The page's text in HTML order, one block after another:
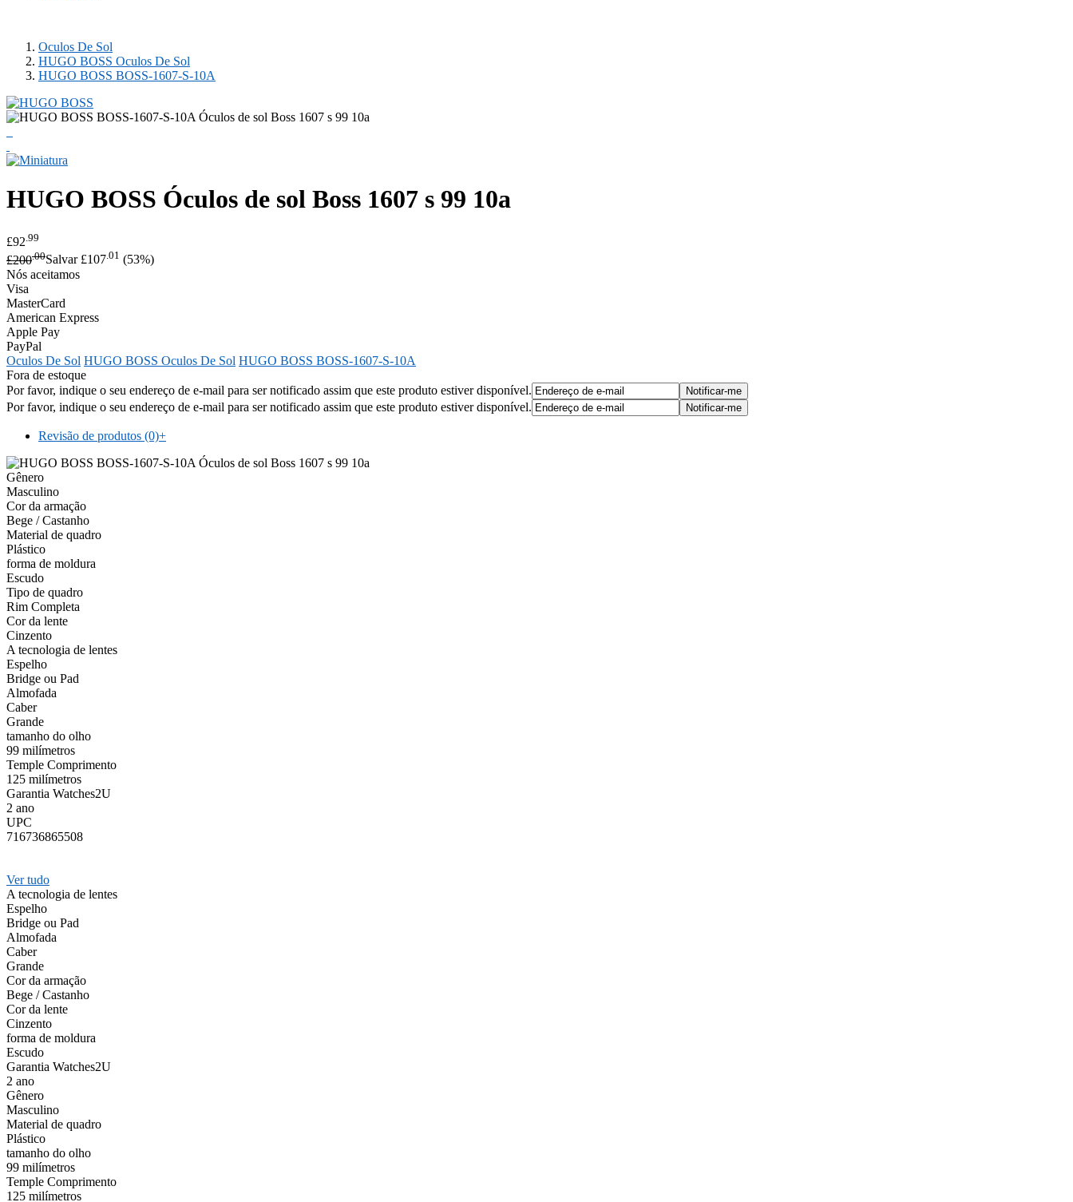
Oculos De Sol
HUGO BOSS Oculos De Sol
HUGO BOSS BOSS-1607-S-10A
HUGO BOSS Óculos de sol Boss 1607 s 99 10a
£92 .99
£200.00Salvar £107.01 (53%)
Nós aceitamos
Visa
MasterCard
American Express
Apple Pay
PayPal
Oculos De Sol HUGO BOSS Oculos De Sol HUGO BOSS BOSS-1607-S-10A
Fora de estoque
Por favor, indique o seu endereço de e-mail para ser notificado assim que este produto estiver disponível.
Por favor, indique o seu endereço de e-mail para ser notificado assim que este produto estiver disponível.
Revisão de produtos (0)+
Gênero
Masculino
Cor da armação
Bege / Castanho
Material de quadro
Plástico
forma de moldura
Escudo
Tipo de quadro
Rim Completa
Cor da lente
Cinzento
A tecnologia de lentes
Espelho
Bridge ou Pad
Almofada
Caber
Grande
tamanho do olho
99 milímetros
Temple Comprimento
125 milímetros
Garantia Watches2U
2 ano
UPC
716736865508
Ver tudo
A tecnologia de lentes
Espelho
Bridge ou Pad
Almofada
Caber
Grande
Cor da armação
Bege / Castanho
Cor da lente
Cinzento
forma de moldura
Escudo
Garantia Watches2U
2 ano
Gênero
Masculino
Material de quadro
Plástico
tamanho do olho
99 milímetros
Temple Comprimento
125 milímetros